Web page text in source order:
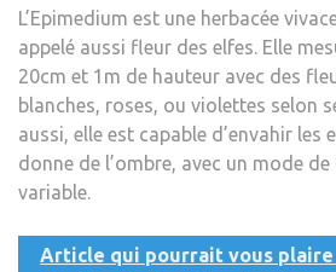
L’Epimedium est une herbacée
appelé aussi fleur des elfes. Elle
20cm et 1m de hauteur avec des
blanches, roses, ou violettes selon
aussi, elle est capable d’envahir les
donne de l’ombre, avec un mode
variable.
Article qui pourrait vous plaire